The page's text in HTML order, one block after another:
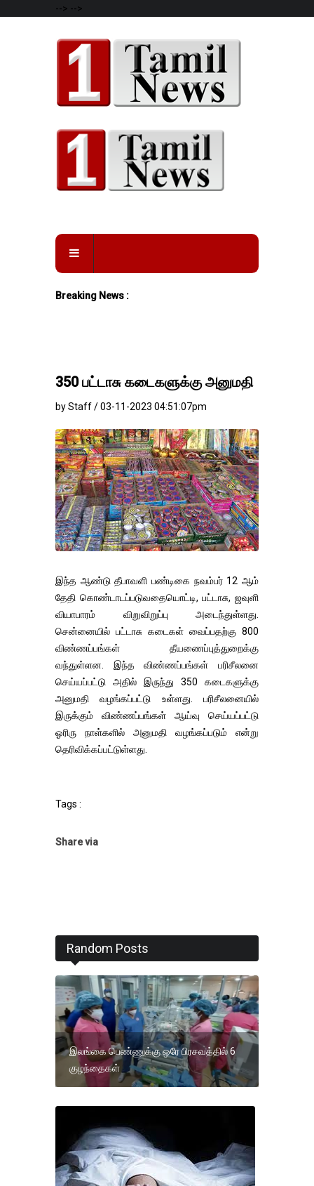
--> -->
Breaking News :
350 பட்டாசு கடைகளுக்கு அனுமதி
by Staff / 03-11-2023 04:51:07pm
இந்த ஆண்டு தீபாவளி பண்டிகை நவம்பர் 12 ஆம்
தேதி கொண்டாடப்படுவதையொட்டி, பட்டாசு, ஜவுளி
வியாபாரம் விறுவிறுப்பு அடைந்துள்ளது.
சென்னையில் பட்டாசு கடைகள் வைப்பதற்கு 800
விண்ணப்பங்கள் தீயணைப்புத்துறைக்கு
வந்துள்ளன. இந்த விண்ணப்பங்கள் பரிசீலனை
செய்யப்பட்டு அதில் இருந்து 350 கடைகளுக்கு
அனுமதி வழங்கப்பட்டு உள்ளது. பரிசீலனையில்
இருக்கும் விண்ணப்பங்கள் ஆய்வு செய்யப்பட்டு
ஓரிரு நாள்களில் அனுமதி வழங்கப்படும் என்று
தெரிவிக்கப்பட்டுள்ளது.
Tags :
Share via
Random Posts
இலங்கை பெண்ணுக்கு ஒரே பிரசவத்தில் 6
குழந்தைகள்